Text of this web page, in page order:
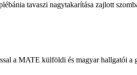
tavaszi nagytakarítása zajlott
a MATE külföldi és magyar hallgatói